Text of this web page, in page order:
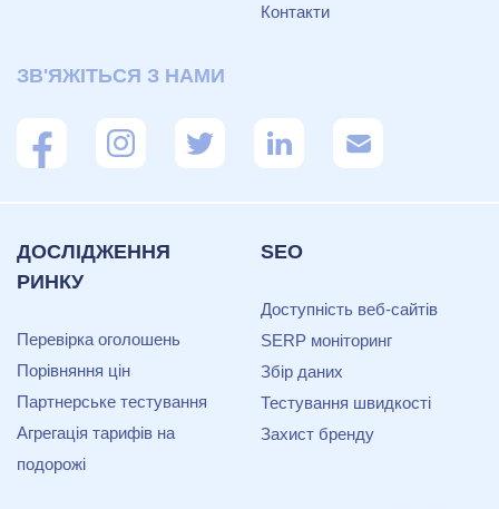
Контакти
ЗВ'ЯЖІТЬСЯ З НАМИ
ДОСЛІДЖЕННЯ
РИНКУ
Перевірка оголошень
Порівняння цін
Партнерське тестування
Агрегація тарифів на
подорожі
SEO
Доступність веб-сайтів
SERP моніторинг
Збір даних
Тестування швидкості
Захист бренду